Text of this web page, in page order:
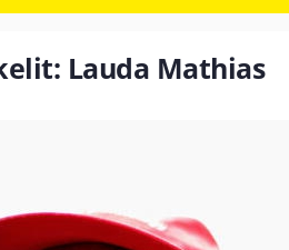
Lauda Mathias